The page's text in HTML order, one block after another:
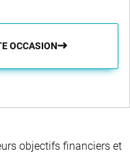
OCCASION
objectifs financiers et